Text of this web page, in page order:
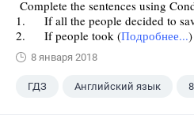
Complete the sentences using
1. If all the people decided to
2. If people took (Подробнее...)
8 января 2018
ГДЗ Английский язык